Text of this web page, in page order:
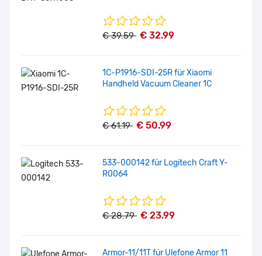
€ 39.59 € 32.99
1C-P1916-SDI-25R für Xiaomi
Handheld Vacuum Cleaner 1C
€ 61.19 € 50.99
533-000142 für Logitech Craft Y-
R0064
€ 28.79 € 23.99
Armor-11/11T für Ulefone Armor 11